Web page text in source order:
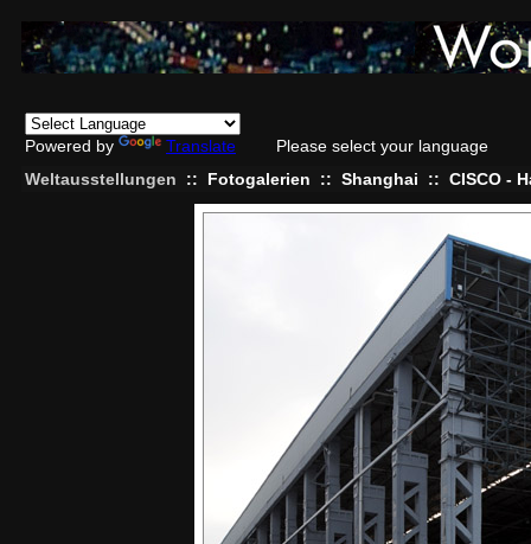
Powered by Translate
Please select your language
Weltausstellungen
:: Fotogalerien :: Shanghai :: CISCO -